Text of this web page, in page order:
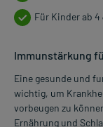
Für Kinder ab
Immunstärkung
Eine gesunde und
wichtig, um
vorbeugen zu
Ernährung und